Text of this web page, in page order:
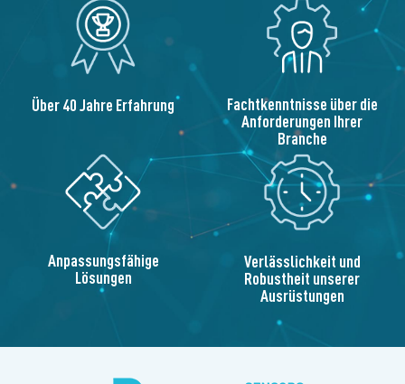
Über 40 Jahre Erfahrung Fachtkenntnisse über die
Anforderungen Ihrer
Branche
Anpassungsfähige
Lösungen
Verlässlichkeit und
Robustheit unserer
Ausrüstungen